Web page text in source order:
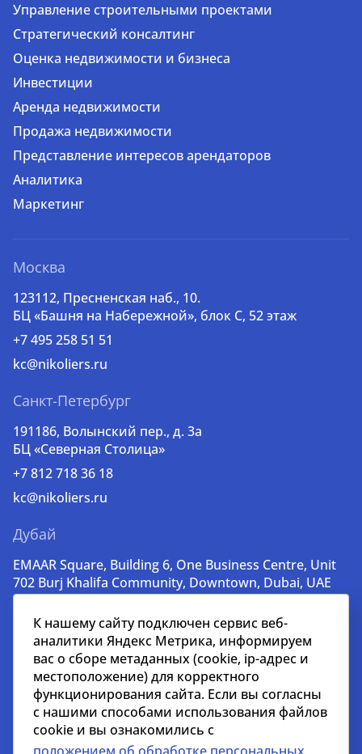
Управление строительными проектами
Стратегический консалтинг
Оценка недвижимости и бизнеса
Инвестиции
Аренда недвижимости
Продажа недвижимости
Представление интересов арендаторов
Аналитика
Маркетинг
Москва
123112, Пресненская наб., 10.
БЦ «Башня на Набережной», блок С, 52 этаж
+7 495 258 51 51
kc@nikoliers.ru
Санкт-Петербург
191186, Волынский пер., д. 3a
БЦ «Северная Столица»
+7 812 718 36 18
kc@nikoliers.ru
Дубай
EMAAR Square, Building 6, One Business Centre, Unit
702 Burj Khalifa Community, Downtown, Dubai, UAE
lead@nikoliers-global.com
© nikoliers.ru 1994 - 2026
Все права защищены
Информация, представленная на странице, носит
К нашему сайту подключен сервис веб-
аналитики Яндекс Метрика, информируем
вас о сборе метаданных (cookie, ip-адрес и
местоположение) для корректного
функционирования сайта. Если вы согласны
с нашими способами использования файлов
cookie и вы ознакомились с